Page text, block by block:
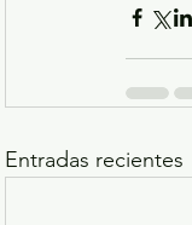
Entradas recientes